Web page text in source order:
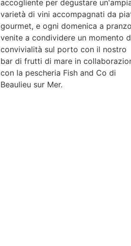
accogliente per degustare
varietà di vini accompagnati da
gourmet, e ogni domenica a
venite a condividere un momento
convivialità sul porto con il nostro
bar di frutti di mare in
con la pescheria Fish and Co di
Beaulieu sur Mer.